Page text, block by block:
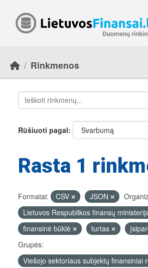
Rinkmenos
Rūšiuoti pagal
Rasta 1
Formatai: CSV JSON
Lietuvos Respublikos finansų
finansinė būklė
turtas
Grupės:
Viešojo sektoriaus subjektų finansiniai